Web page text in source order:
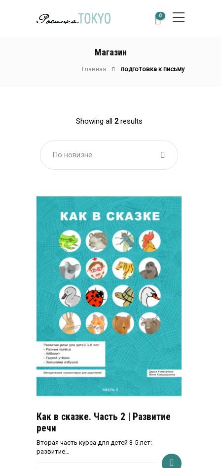
0
Магазин
Главная подготовка к письму
Showing all 2results
По новизне
Как в сказке. Часть 2 | Развитие
речи
Вторая часть курса для детей 3-5 лет:
развитие…